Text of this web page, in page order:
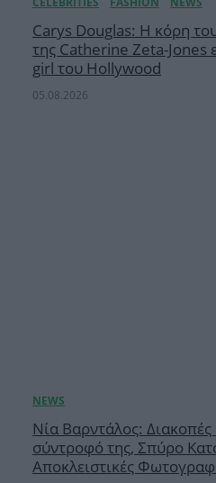
Carys Douglas: Η κόρη
της Catherine Zeta-Jones
girl του Hollywood
05.08.2026
Νία Βαρντάλος:
σύντροφό της, Σπύρο
Αποκλειστικές